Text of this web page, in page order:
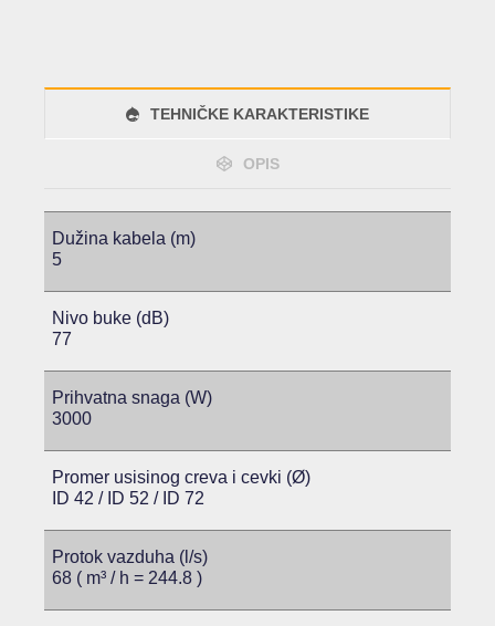
TEHNIČKE KARAKTERISTIKE
OPIS
Dužina kabela (m)
5
Nivo buke (dB)
77
Prihvatna snaga (W)
3000
Promer usisinog creva i cevki (Ø)
ID 42 / ID 52 / ID 72
Protok vazduha (l/s)
68 ( m³ / h = 244.8 )